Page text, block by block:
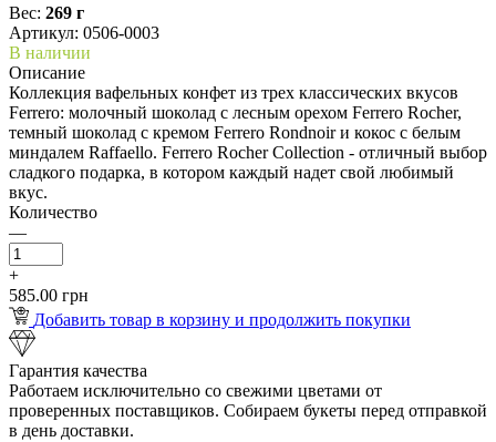
Вес: 269 г
Артикул: 0506-0003
В наличии
Описание
Коллекция вафельных конфет из трех классических вкусов
Ferrero: молочный шоколад с лесным орехом Ferrero Rocher,
темный шоколад с кремом Ferrero Rondnoir и кокос с белым
миндалем Raffaello. Ferrero Rocher Collection - отличный выбор
сладкого подарка, в котором каждый надет свой любимый
вкус.
Количество
—
+
585.00 грн
Добавить товар в корзину и продолжить покупки
Гарантия качества
Работаем исключительно со свежими цветами от
проверенных поставщиков. Собираем букеты перед отправкой
в день доставки.